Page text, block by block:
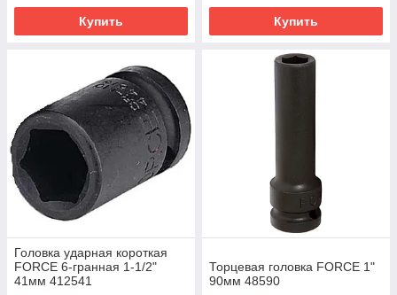
Купить Купить
Головка ударная короткая
FORCE 6-гранная 1-1/2"
41мм 412541
Торцевая головка FORCE 1"
90мм 48590